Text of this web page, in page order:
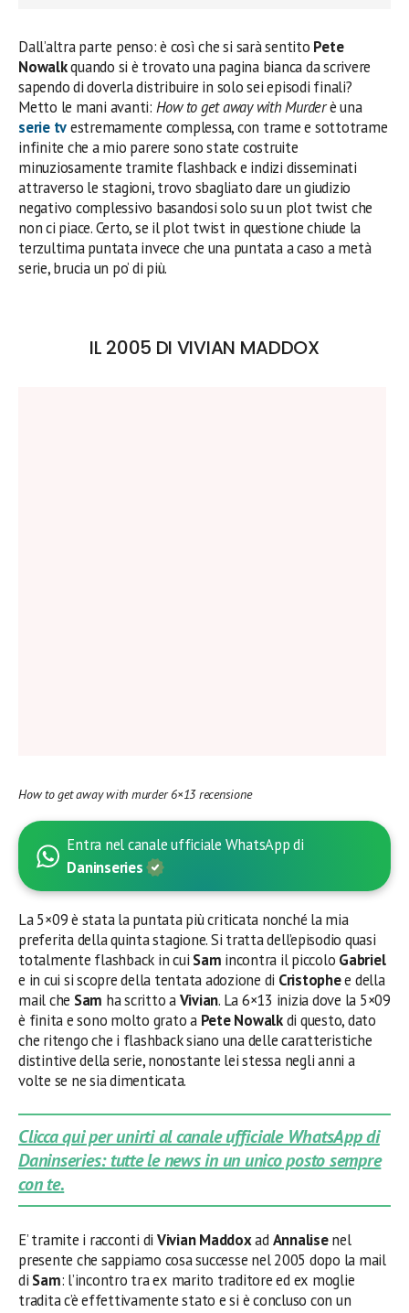
Dall’altra parte penso: è così che si sarà sentito Pete
Nowalkquando si è trovato una pagina bianca da scrivere
sapendo di doverla distribuire in solo sei episodi finali?
Metto le mani avanti: How to get away with Murderè una
serie tvestremamente complessa, con trame e sottotrame
infinite che a mio parere sono state costruite
minuziosamente tramite flashback e indizi disseminati
attraverso le stagioni, trovo sbagliato dare un giudizio
negativo complessivo basandosi solo su un plot twist che
non ci piace. Certo, se il plot twist in questione chiude la
terzultima puntata invece che una puntata a caso a metà
serie, brucia un po’ di più.
IL 2005 DI VIVIAN MADDOX
How to get away with murder 6×13 recensione
Entra nel canale ufficiale WhatsApp di
Daninseries
La 5×09 è stata la puntata più criticata nonché la mia
preferita della quinta stagione. Si tratta dell’episodio quasi
totalmente flashback in cui Sam incontra il piccolo Gabriel
e in cui si scopre della tentata adozione di Cristophee della
mail che Sam ha scritto aVivian. La 6×13 inizia dove la 5×09
è finita e sono molto grato a Pete Nowalkdi questo, dato
che ritengo che i flashback siano una delle caratteristiche
distintive della serie, nonostante lei stessa negli anni a
volte se ne sia dimenticata.
Clicca qui per unirti al canale ufficiale WhatsApp di
Daninseries: tutte le news in un unico posto sempre
con te.
E’ tramite i racconti di Vivian MaddoxadAnnalisenel
presente che sappiamo cosa successe nel 2005 dopo la mail
di Sam: l’incontro tra ex marito traditore ed ex moglie
tradita c’è effettivamente stato e si è concluso con un